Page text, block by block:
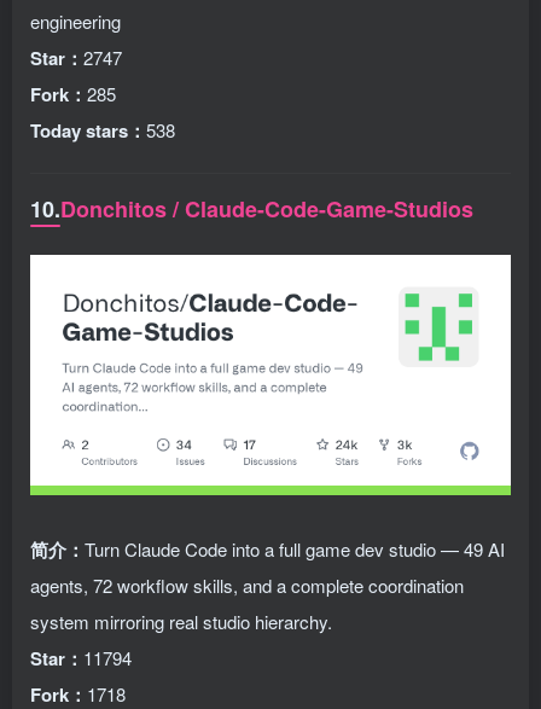
engineering
Star： 2747
Fork： 285
Today stars： 538
10.Donchitos / Claude-Code-Game-Studios
简介： Turn Claude Code into a full game dev studio — 49 AI
agents, 72 workflow skills, and a complete coordination
system mirroring real studio hierarchy.
Star： 11794
Fork： 1718